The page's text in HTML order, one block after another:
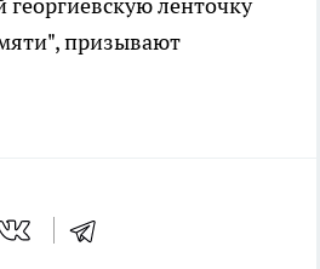
ленточку
призывают